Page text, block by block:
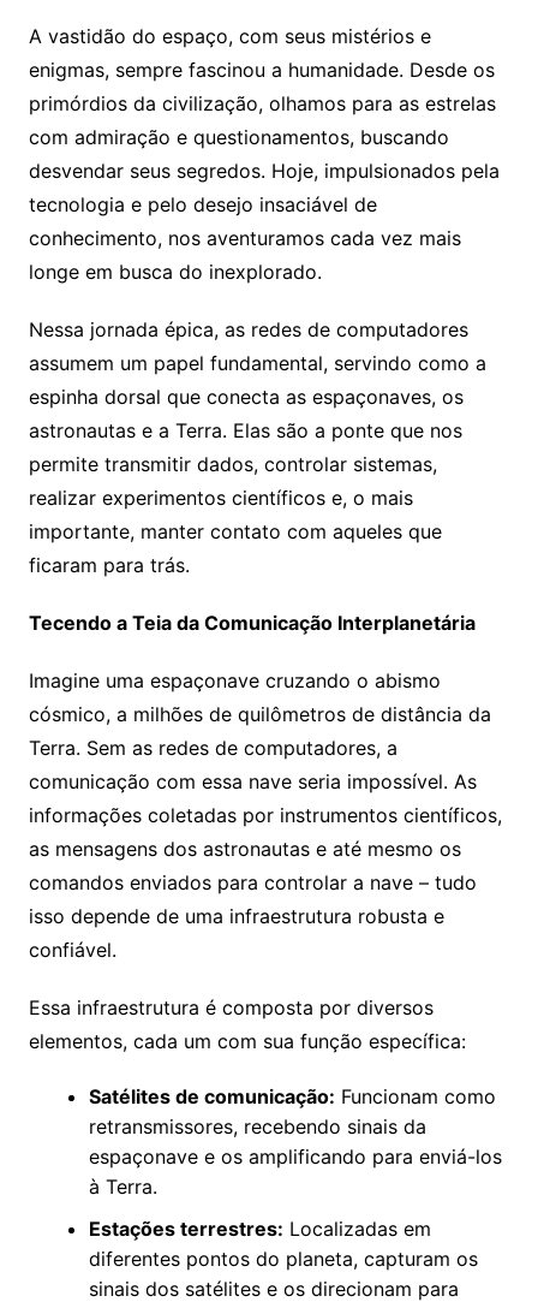
A vastidão do espaço, com seus mistérios e
enigmas, sempre fascinou a humanidade. Desde os
primórdios da civilização, olhamos para as estrelas
com admiração e questionamentos, buscando
desvendar seus segredos. Hoje, impulsionados pela
tecnologia e pelo desejo insaciável de
conhecimento, nos aventuramos cada vez mais
longe em busca do inexplorado.
Nessa jornada épica, as redes de computadores
assumem um papel fundamental, servindo como a
espinha dorsal que conecta as espaçonaves, os
astronautas e a Terra. Elas são a ponte que nos
permite transmitir dados, controlar sistemas,
realizar experimentos científicos e, o mais
importante, manter contato com aqueles que
ficaram para trás.
Tecendo a Teia da Comunicação Interplanetária
Imagine uma espaçonave cruzando o abismo
cósmico, a milhões de quilômetros de distância da
Terra. Sem as redes de computadores, a
comunicação com essa nave seria impossível. As
informações coletadas por instrumentos científicos,
as mensagens dos astronautas e até mesmo os
comandos enviados para controlar a nave – tudo
isso depende de uma infraestrutura robusta e
confiável.
Essa infraestrutura é composta por diversos
elementos, cada um com sua função específica:
Satélites de comunicação: Funcionam como
retransmissores, recebendo sinais da
espaçonave e os amplificando para enviá-los
à Terra.
Estações terrestres: Localizadas em
diferentes pontos do planeta, capturam os
sinais dos satélites e os direcionam para